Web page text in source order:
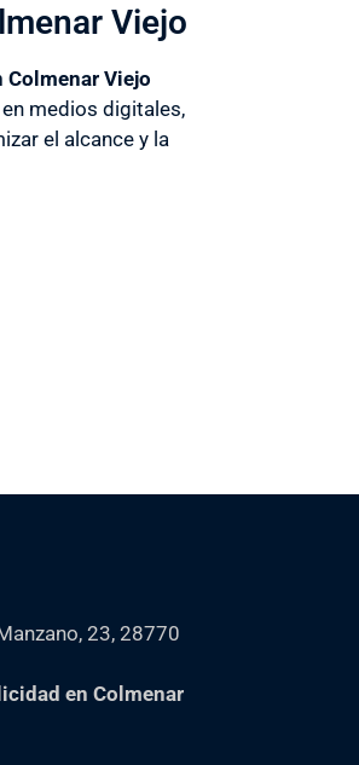
Viejo
Viejo
medios digitales,
el alcance y la
23, 28770
en Colmenar